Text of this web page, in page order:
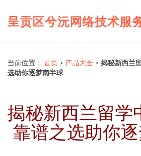
呈贡区兮沅网络技术服
当前位置： 首页 > 产品大全 > 揭秘新西兰
选助你逐梦南半球
揭秘新西兰留学
靠谱之选助你